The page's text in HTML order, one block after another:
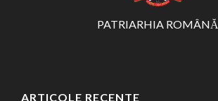
PATRIARHIA ROMÂNĂ
ARTICOLE RECENTE